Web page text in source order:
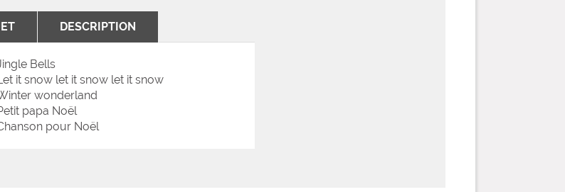
DESCRIPTION
Bells
it snow let it snow let it snow
wonderland
papa Noël
pour Noël